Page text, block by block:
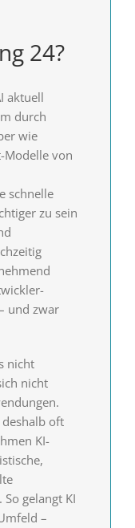
24?
aktuell
durch
wie
Modelle von
schnelle
zu sein
und zwar
nicht
nicht
oft
KI-
gelangt KI
–